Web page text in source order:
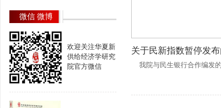
微信 微博
欢迎关注华夏新
供给经济学研究
院官方微信
关于民新指数暂停发
我院与民生银行合作编发